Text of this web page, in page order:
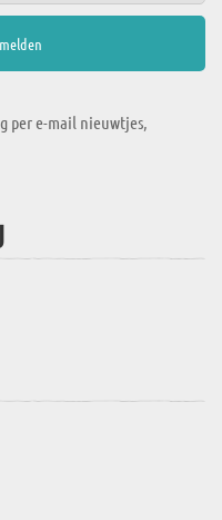
per e-mail nieuwtjes,